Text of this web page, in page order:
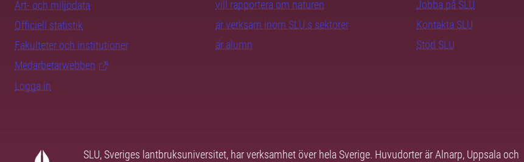
Art- och miljödata
Officiell statistik
Fakulteter och institutioner
Medarbetarwebben
Logga in
vill rapportera om naturen
är verksam inom SLU:s sektorer
är alumn
Jobba på SLU
Kontakta SLU
Stöd SLU
SLU, Sveriges lantbruksuniversitet, har verksamhet över hela Sverige. Huvudorter är Alnarp, Uppsala och